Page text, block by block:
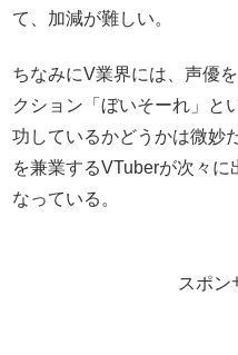
て、加減が難しい。
ちなみにV業界には、声優
クション「ぼいそーれ」と
功しているかどうかは微妙
を兼業するVTuberが次々
なっている。
スポン